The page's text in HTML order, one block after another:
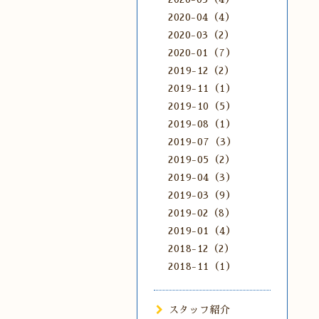
2020-04（4）
2020-03（2）
2020-01（7）
2019-12（2）
2019-11（1）
2019-10（5）
2019-08（1）
2019-07（3）
2019-05（2）
2019-04（3）
2019-03（9）
2019-02（8）
2019-01（4）
2018-12（2）
2018-11（1）
スタッフ紹介